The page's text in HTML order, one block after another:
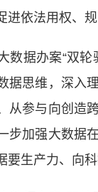
依法用权、规
据办案“双轮
据思维，深入
从参与向创造
步加强大数据
要生产力、向